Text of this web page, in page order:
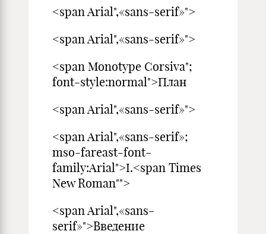
<span Arial",«sans-serif»">
<span Arial",«sans-serif»">
<span Monotype Corsiva";
font-style:normal">План
<span Arial",«sans-serif»">
<span Arial",«sans-serif»;
mso-fareast-font-
family:Arial">I.<span Times
New Roman"">
<span Arial",«sans-